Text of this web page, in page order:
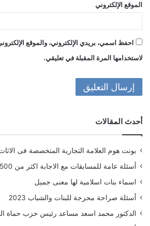
الموقع الإلكتروني
احفظ اسمي، بريدي الإلكتروني، والموقع
لاستخدامها المرة المقبلة في تعليقي.
أحدث المقالات
بونت هوم العلامة التجارية المتخصصة فى
أسئلة عامة للمسابقات مع الاجابة اكثر من 500 سؤال
اسماء بنات اسلامية لها معنى جميل
أسئلة صراحة محرجة للبنات والشباب 2023
الدكتور محمد اسعد مساعد رئيس حزب حماة